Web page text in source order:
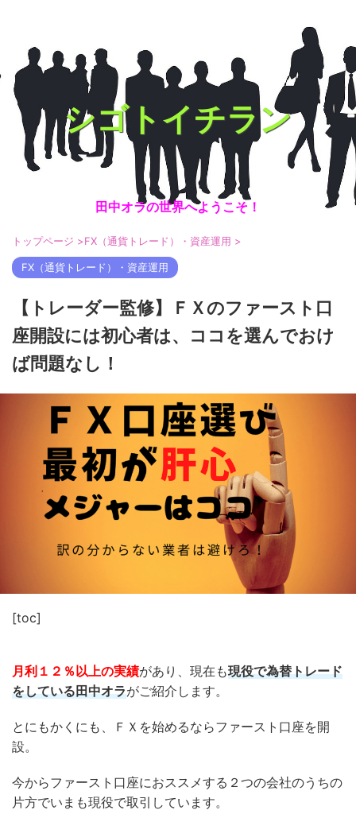
シゴトイチラン
田中オラの世界へようこそ！
トップページ >FX（通貨トレード）・資産運用 >
FX（通貨トレード）・資産運用
【トレーダー監修】ＦＸのファースト口
座開設には初心者は、ココを選んでおけ
ば問題なし！
[toc]
月利１２％以上の実績があり、現在も現役で為替トレード
をしている田中オラがご紹介します。
とにもかくにも、ＦＸを始めるならファースト口座を開
設。
今からファースト口座におススメする２つの会社のうちの
片方でいまも現役で取引しています。